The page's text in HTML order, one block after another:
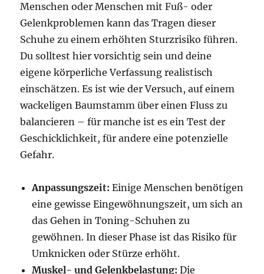
Menschen oder Menschen mit Fuß- oder
Gelenkproblemen kann das Tragen dieser
Schuhe zu einem erhöhten Sturzrisiko führen.
Du solltest hier vorsichtig sein und deine
eigene körperliche Verfassung realistisch
einschätzen. Es ist wie der Versuch, auf einem
wackeligen Baumstamm über einen Fluss zu
balancieren – für manche ist es ein Test der
Geschicklichkeit, für andere eine potenzielle
Gefahr.
Anpassungszeit: Einige Menschen benötigen
eine gewisse Eingewöhnungszeit, um sich an
das Gehen in Toning-Schuhen zu
gewöhnen. In dieser Phase ist das Risiko für
Umknicken oder Stürze erhöht.
Muskel- und Gelenkbelastung: Die